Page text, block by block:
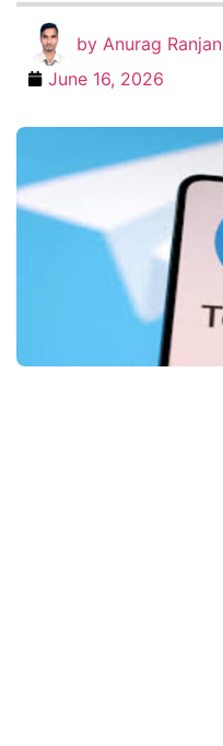
by Anurag Ranjan
June 16, 2026